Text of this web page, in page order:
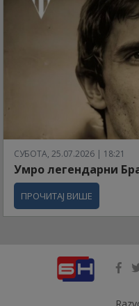
СУБОТА, 25.07.2026 | 18:21
Умро легендарни
ПРОЧИТАЈ ВИШЕ